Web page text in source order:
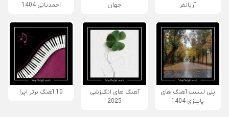
آریانفر
جهان
احمدیانی 1404
پلی لیست آهنگ های
پاییزی 1404
آهنگ های انگیزشی
2025
10 آهنگ برتر اپرا